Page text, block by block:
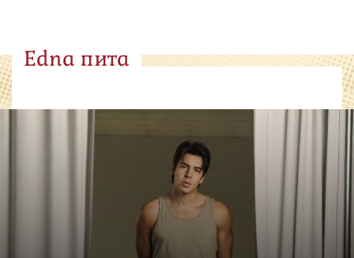
Edna пита